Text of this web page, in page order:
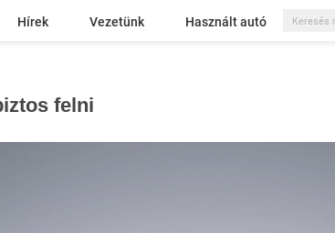
Hírek Vezetünk Használt autó
felni